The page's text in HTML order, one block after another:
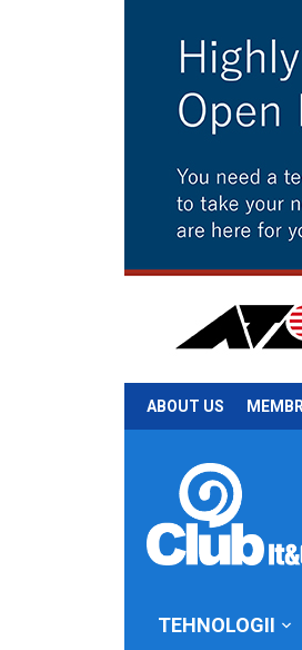
ABOUT US MEMBRI
TEHNOLOGII